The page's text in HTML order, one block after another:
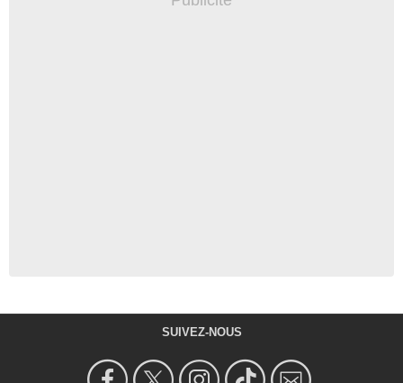
SUIVEZ-NOUS